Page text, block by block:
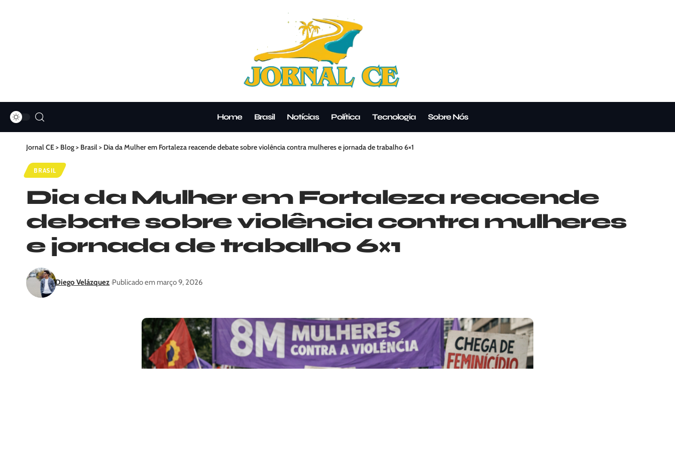
Home Brasil Notícias Política Tecnologia Sobre Nós
Jornal CE> Blog> Brasil> Dia da Mulher em Fortaleza reacende debate sobre violência contra mulheres e jornada de trabalho 6×1
BRASIL
Dia da Mulher em Fortaleza reacende
debate sobre violência contra mulheres
e jornada de trabalho 6×1
Diego Velázquez Publicado em março 9, 2026